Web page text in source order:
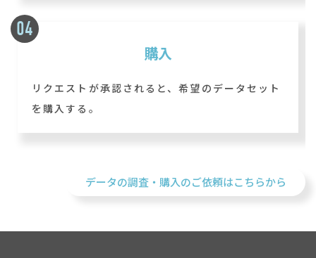
購入
リクエストが承認されると、希望のデータセット
を購入する。
データの調査・購入のご依頼はこちらから